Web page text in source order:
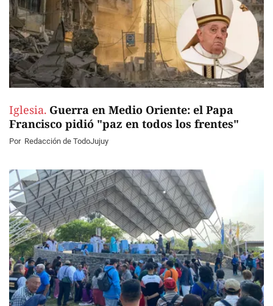
Iglesia. Guerra en Medio Oriente: el Papa
Francisco pidió "paz en todos los frentes"
Por Redacción de TodoJujuy